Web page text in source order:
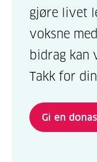
gjøre livet
voksne
bidrag kan
Takk for
Gi en